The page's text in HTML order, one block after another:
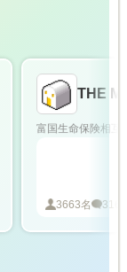
THE
富国生命保険相互会社
3663名 316件